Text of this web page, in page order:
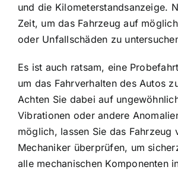
und die Kilometerstandsanzeige.
Zeit, um das Fahrzeug auf
oder Unfallschäden zu
Es ist auch ratsam, eine
um das Fahrverhalten des Autos
Achten Sie dabei auf
Vibrationen oder andere
möglich, lassen Sie das Fahrzeug
Mechaniker überprüfen, um
alle mechanischen Komponenten